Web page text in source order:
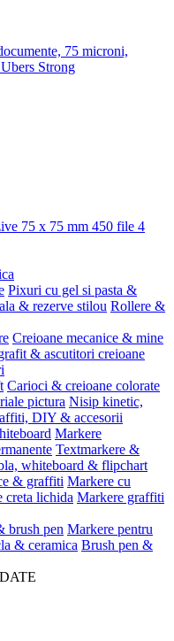
75 microni,
Strong
75 x 75 mm 450 file 4
Pixuri cu gel si pasta &
& rezerve stilou Rollere &
Creioane mecanice & mine
& ascutitori creioane
Carioci & creioane colorate
pictura Nisip kinetic,
DIY & accesorii
Markere
Textmarkere &
whiteboard & flipchart
& graffiti Markere cu
creta lichida Markere graffiti
brush pen Markere pentru
& ceramica Brush pen &